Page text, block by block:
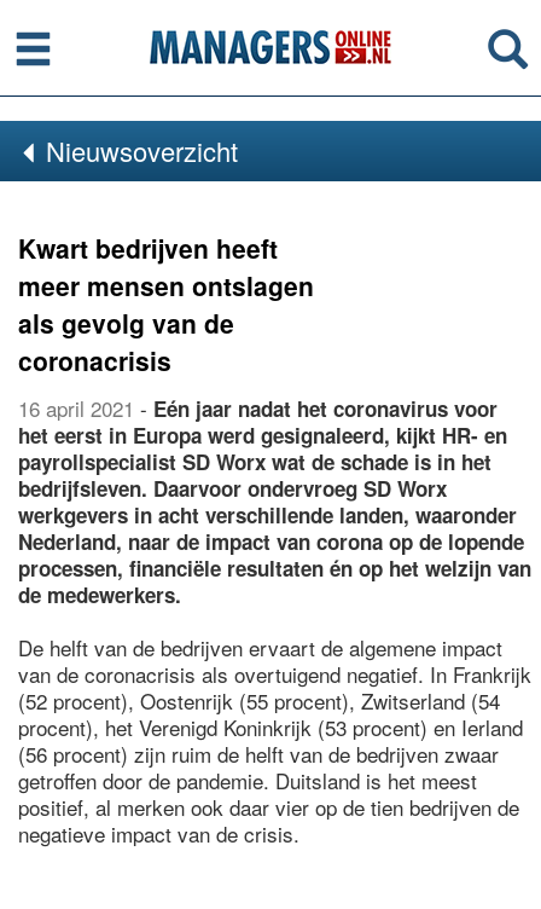
Menu
Nieuwsoverzicht
Kwart bedrijven heeft
meer mensen ontslagen
als gevolg van de
coronacrisis
16 april 2021 - Eén jaar nadat het coronavirus voor
het eerst in Europa werd gesignaleerd, kijkt HR- en
payrollspecialist SD Worx wat de schade is in het
bedrijfsleven. Daarvoor ondervroeg SD Worx
werkgevers in acht verschillende landen, waaronder
Nederland, naar de impact van corona op de lopende
processen, financiële resultaten én op het welzijn van
de medewerkers.
De helft van de bedrijven ervaart de algemene impact
van de coronacrisis als overtuigend negatief. In Frankrijk
(52 procent), Oostenrijk (55 procent), Zwitserland (54
procent), het Verenigd Koninkrijk (53 procent) en Ierland
(56 procent) zijn ruim de helft van de bedrijven zwaar
getroffen door de pandemie. Duitsland is het meest
positief, al merken ook daar vier op de tien bedrijven de
negatieve impact van de crisis.